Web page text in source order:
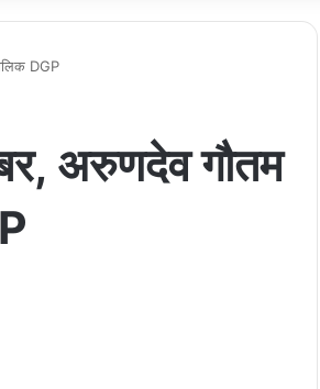
DGP
अरुणदेव गौतम